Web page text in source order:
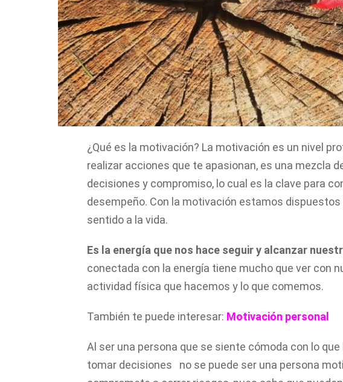
¿Qué es la motivación? La motivación es un nivel
realizar acciones que te apasionan, es una mezcla
decisiones y compromiso, lo cual es la clave para
desempeño. Con la motivación estamos dispuestos
sentido a la vida.
Es la energía que nos hace seguir y alcanzar
conectada con la energía tiene mucho que ver con
actividad física que hacemos y lo que comemos.
También te puede interesar: Motivación personal
Al ser una persona que se siente cómoda con lo
tomar decisiones no se puede ser una persona